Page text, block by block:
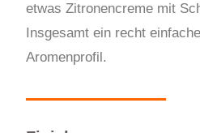
etwas Zitronencreme mit
Insgesamt ein recht
Aromenprofil.